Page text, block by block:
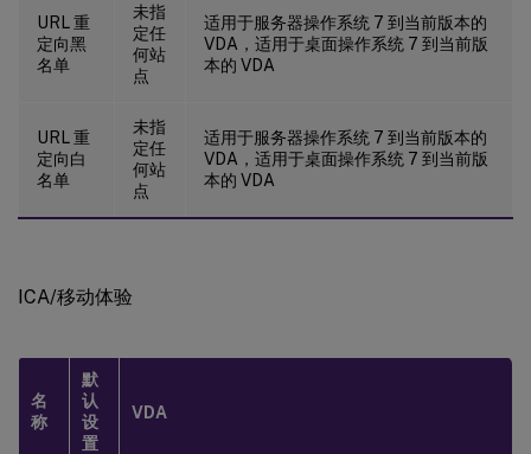
URL 重
定向黑
名单
未指
定任
何站
点
适用于服务器操作系统 7 到当前版本的
VDA，适用于桌面操作系统 7 到当前版
本的 VDA
URL 重
定向白
名单
未指
定任
何站
点
适用于服务器操作系统 7 到当前版本的
VDA，适用于桌面操作系统 7 到当前版
本的 VDA
ICA/移动体验
名
称
默
认
设
置
VDA